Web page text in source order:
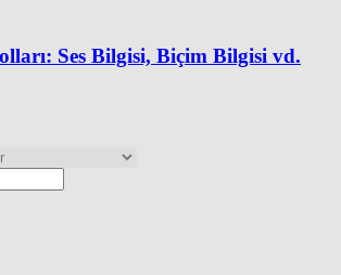
Ses Bilgisi, Biçim Bilgisi vd.